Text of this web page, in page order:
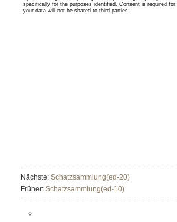
Nächste: Schatzsammlung(ed-20)
Früher: Schatzsammlung(ed-10)